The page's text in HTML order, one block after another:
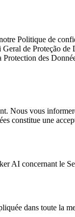
Politique de
de Proteção
des
Nous vous
constitue une
AI concernant le
dans toute la